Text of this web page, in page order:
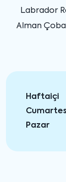
Labrador
Alman
Haftaiçi
Pazar